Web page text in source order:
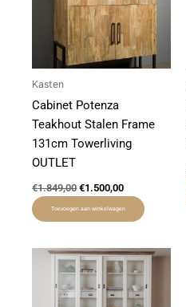
Kasten
Cabinet Potenza
Teakhout Stalen Frame
131cm Towerliving
OUTLET
€1.849,00 €1.500,00
Toevoegen aan winkelwagen